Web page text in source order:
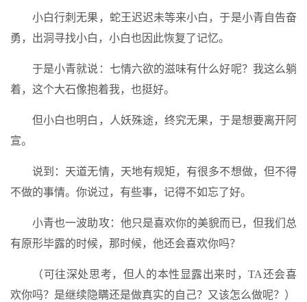
小白行刺无果，蛇王迟迟未等来小白，于是小青自告奋
勇，出洞寻找小白，小白也因此恢复了记忆。
于是小青就说：七情六欲的滋味有什么好呢？我这么躺
着，这个大石像抱着我，也挺好。
但小白也明白，人妖殊途，终究无果，于是想要离开阿
宣。
说到：天道无情，天地有规矩，有很多不想做，但不得
不做的事情。你说过，有些事，记得不如忘了好。
小青也一波助攻：他只是喜欢你的美貌而已，但我们总
有原形毕露的时候，那时候，他还会喜欢你吗？
（可往深处思考，但人的本性显露出来时，TA还会喜
欢你吗？是继续隐瞒还是做真实的自己？又该怎么做呢？）